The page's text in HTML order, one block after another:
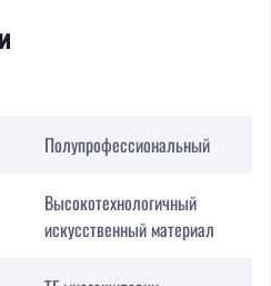
Полупрофессиональный
Высокотехнологичный
искусственный материал